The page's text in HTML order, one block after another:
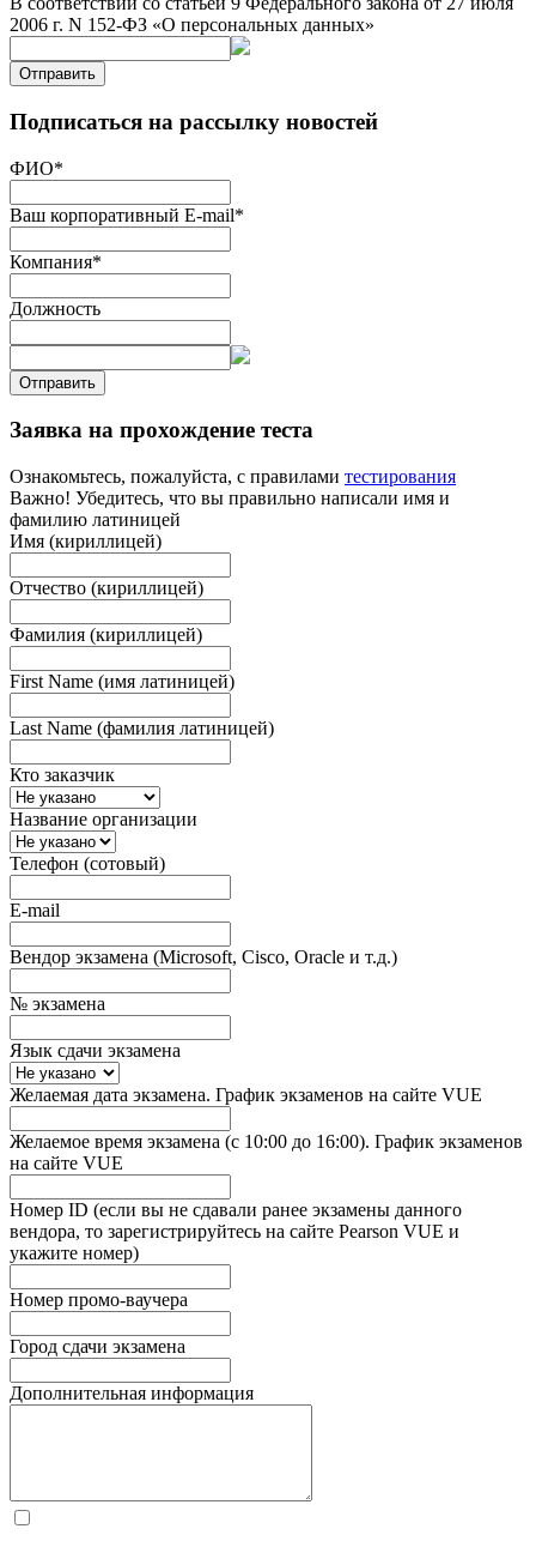
2006 г. N 152-ФЗ «О персональных данных»
Отправить
Подписаться на рассылку новостей
ФИО*
Ваш корпоративный E-mail*
Компания*
Должность
Отправить
Заявка на прохождение теста
Ознакомьтесь, пожалуйста, с правилами тестирования
Важно! Убедитесь, что вы правильно написали имя и
фамилию латиницей
Имя (кириллицей)
Отчество (кириллицей)
Фамилия (кириллицей)
First Name (имя латиницей)
Last Name (фамилия латиницей)
Кто заказчик
Название организации
Телефон (сотовый)
E-mail
Вендор экзамена (Microsoft, Cisco, Oracle и т.д.)
№ экзамена
Язык сдачи экзамена
Желаемая дата экзамена. График экзаменов на сайте VUE
Желаемое время экзамена (с 10:00 до 16:00). График экзаменов
на сайте VUE
Номер ID (если вы не сдавали ранее экзамены данного
вендора, то зарегистрируйтесь на сайте Pearson VUE и
укажите номер)
Номер промо-ваучера
Город сдачи экзамена
Дополнительная информация